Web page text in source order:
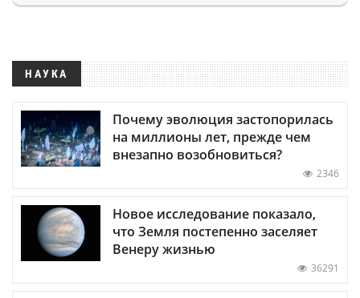
НАУКА
Почему эволюция застопорилась
на миллионы лет, прежде чем
внезапно возобновиться?
2346
Новое исследование показало,
что Земля постепенно заселяет
Венеру жизнью
36291